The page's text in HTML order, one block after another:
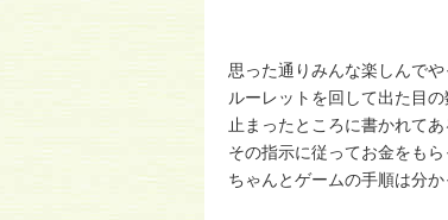
思った通りみんな楽しんで
ルーレットを回して出た目の
止まったところに書かれてあ
その指示に従ってお金をも
ちゃんとゲームの手順は分か